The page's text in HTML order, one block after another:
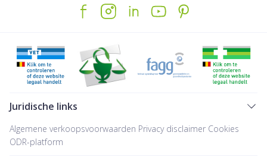
Juridische links
Algemene verkoopsvoorwaarden Privacy disclaimer Cookies
ODR-platform